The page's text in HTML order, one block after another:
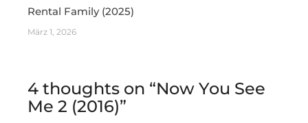
Rental Family (2025)
März 1, 2026
4 thoughts on “Now You See
Me 2 (2016)”